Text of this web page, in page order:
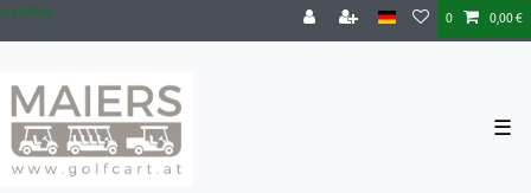
Zum Blog 0 0,00 €
☰